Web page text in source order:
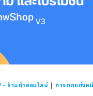
- ร้านค้าออนไลน์ การตกแต่งห